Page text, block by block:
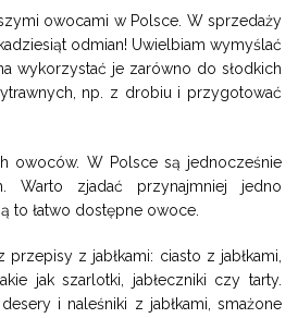
owocami w Polsce. W sprzedaży
odmian! Uwielbiam wymyślać
wykorzystać je zarówno do słodkich
np. z drobiu i przygotować
owoców. W Polsce są jednocześnie
Warto zjadać przynajmniej jedno
to łatwo dostępne owoce.
z jabłkami: ciasto z jabłkami,
jak szarlotki, jabłeczniki czy tarty.
i naleśniki z jabłkami, smażone